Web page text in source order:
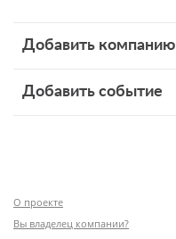
Добавить компанию
Добавить событие
О проекте
Вы владелец компании?